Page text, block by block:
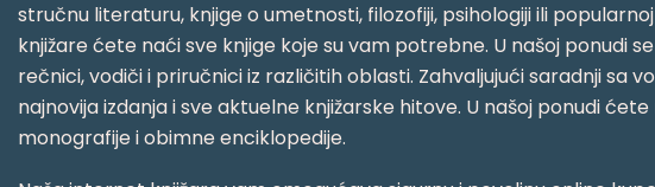
stručnu literaturu, knjige o umetnosti, filozofiji, psihologiji ili
knjižare ćete naći sve knjige koje su vam potrebne. U našoj ponudi
rečnici, vodiči i priručnici iz različitih oblasti. Zahvaljujući saradnji sa
najnovija izdanja i sve aktuelne knjižarske hitove. U našoj ponudi
monografije i obimne enciklopedije.